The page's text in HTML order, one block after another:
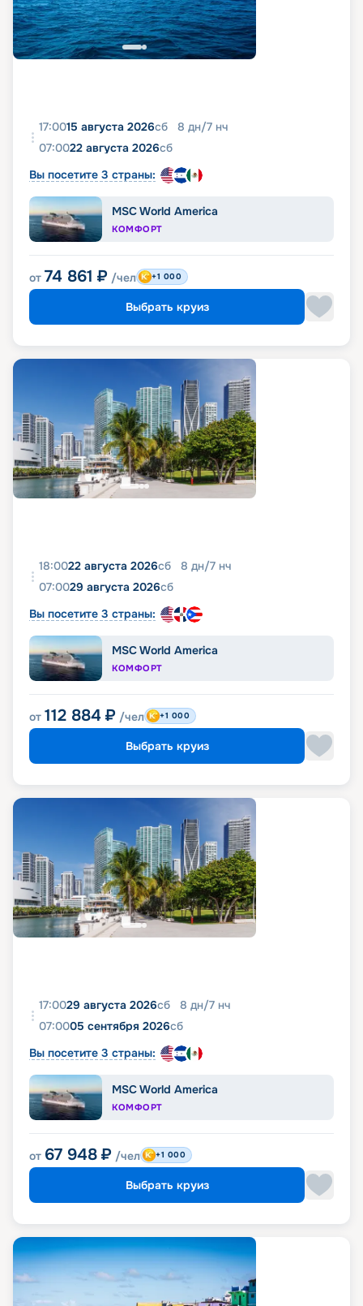
17:0015 августа 2026сб 8 дн/7 нч
07:0022 августа 2026сб
Вы посетите 3 страны:
MSC World America
КОМФОРТ
от 74 861 ₽ /чел +1 000
Выбрать круиз
18:0022 августа 2026сб 8 дн/7 нч
07:0029 августа 2026сб
Вы посетите 3 страны:
MSC World America
КОМФОРТ
от 112 884 ₽ /чел +1 000
Выбрать круиз
17:0029 августа 2026сб 8 дн/7 нч
07:0005 сентября 2026сб
Вы посетите 3 страны:
MSC World America
КОМФОРТ
от 67 948 ₽ /чел +1 000
Выбрать круиз